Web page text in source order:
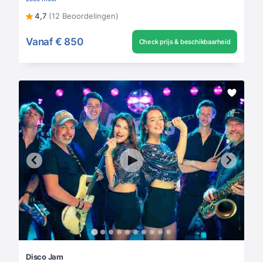
4,7 (12 Beoordelingen)
Vanaf € 850 Check prijs & beschikbaarheid
Disco Jam